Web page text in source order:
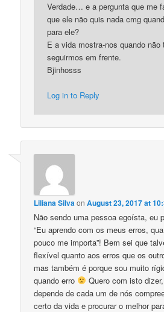
Verdade… e a pergunta que me
que ele não quis nada cmg
para ele?
E a vida mostra-nos quando não
seguirmos em frente.
Bjinhosss
Log in to Reply
Liliana SilvaonAugust 23, 2017 at
Não sendo uma pessoa egoísta, eu
“Eu aprendo com os meus erros,
pouco me importa”! Bem sei que
flexível quanto aos erros que os
mas também é porque sou muito
quando erro
Quero com isto
depende de cada um de nós
certo da vida e procurar o melhor